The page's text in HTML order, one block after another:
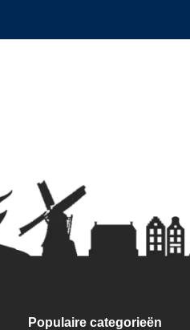
Populaire categorieën